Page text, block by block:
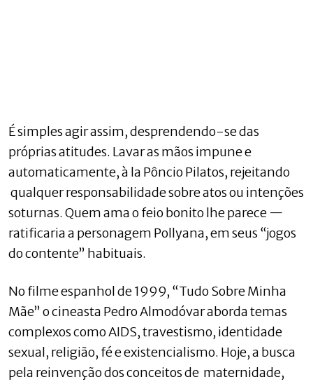
É simples agir assim, desprendendo-se das
próprias atitudes. Lavar as mãos impune e
automaticamente, à la Pôncio Pilatos, rejeitando
qualquer responsabilidade sobre atos ou intenções
soturnas. Quem ama o feio bonito lhe parece —
ratificaria a personagem Pollyana, em seus “jogos
do contente” habituais.
No filme espanhol de 1999, “Tudo Sobre Minha
Mãe” o cineasta Pedro Almodóvar aborda temas
complexos como AIDS, travestismo, identidade
sexual, religião, fé e existencialismo. Hoje, a busca
pela reinvenção dos conceitos de maternidade,